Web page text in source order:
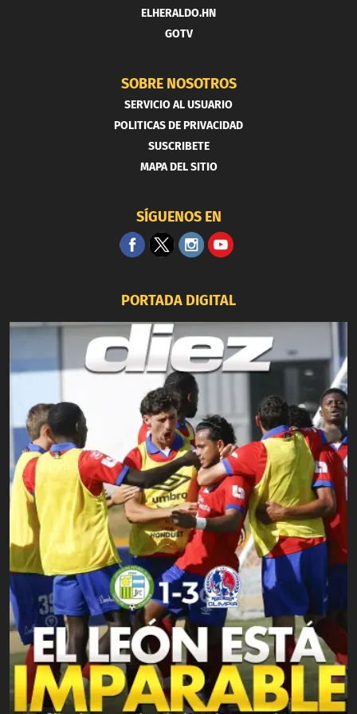
ELHERALDO.HN
GOTV
SOBRE NOSOTROS
SERVICIO AL USUARIO
POLITICAS DE PRIVACIDAD
SUSCRIBETE
MAPA DEL SITIO
SÍGUENOS EN
PORTADA DIGITAL